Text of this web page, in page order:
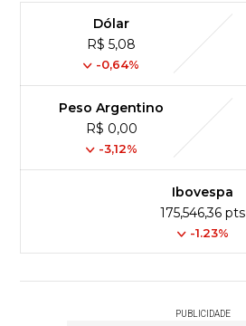
Dólar
R$ 5,08
-0,64%
Peso Argentino
R$ 0,00
-3,12%
Ibovespa
175,546,36 pts
-1.23%
PUBLICIDADE